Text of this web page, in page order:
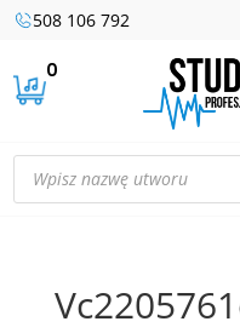
508 106 792
0
Wyszukiwarka
produktów